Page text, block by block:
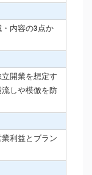
内容の3点か
開業を想定す
しや模倣を防
利益とブラン